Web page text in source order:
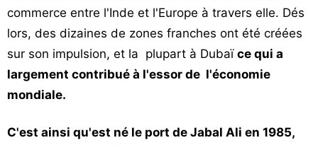
commerce entre l'Inde et l'Europe à travers elle. Dés
lors, des dizaines de zones franches ont été créées
sur son impulsion, et la plupart à Dubaï ce qui a
largement contribué à l'essor de l'économie
mondiale.
C'est ainsi qu'est né le port de Jabal Ali en 1985,